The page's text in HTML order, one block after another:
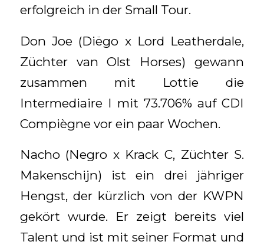
erfolgreich in der Small Tour.
Don Joe (Diëgo x Lord Leatherdale,
Züchter van Olst Horses) gewann
zusammen mit Lottie die
Intermediaire I mit 73.706% auf CDI
Compiègne vor ein paar Wochen.
Nacho (Negro x Krack C, Züchter S.
Makenschijn) ist ein drei jähriger
Hengst, der kürzlich von der KWPN
gekört wurde. Er zeigt bereits viel
Talent und ist mit seiner Format und